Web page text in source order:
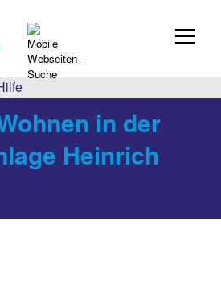
in der
Heinrich